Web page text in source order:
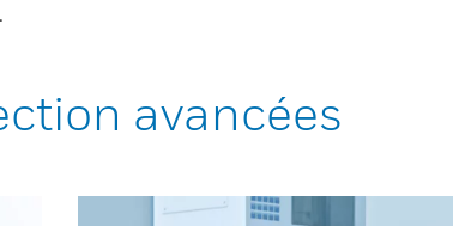
avancées